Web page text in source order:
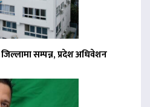
सम्पन्न, प्रदेश अधिवेशन